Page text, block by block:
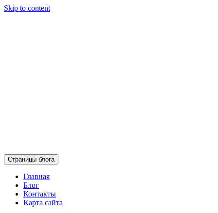
Skip to content
Страницы блога
Главная
Блог
Контакты
Карта сайта